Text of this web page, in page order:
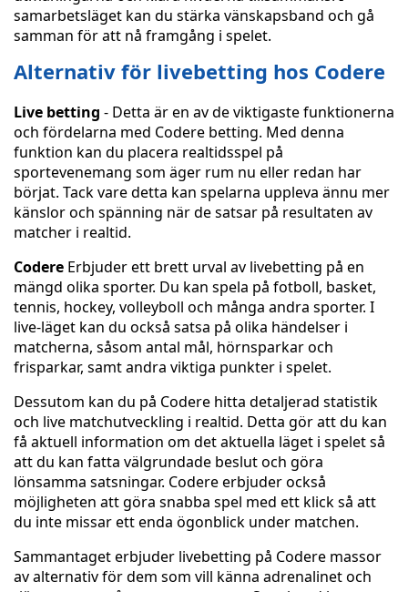
samarbetsläget kan du stärka vänskapsband och gå
samman för att nå framgång i spelet.
Alternativ för livebetting hos Codere
Live betting - Detta är en av de viktigaste funktionerna
och fördelarna med Codere betting. Med denna
funktion kan du placera realtidsspel på
sportevenemang som äger rum nu eller redan har
börjat. Tack vare detta kan spelarna uppleva ännu mer
känslor och spänning när de satsar på resultaten av
matcher i realtid.
Codere Erbjuder ett brett urval av livebetting på en
mängd olika sporter. Du kan spela på fotboll, basket,
tennis, hockey, volleyboll och många andra sporter. I
live-läget kan du också satsa på olika händelser i
matcherna, såsom antal mål, hörnsparkar och
frisparkar, samt andra viktiga punkter i spelet.
Dessutom kan du på Codere hitta detaljerad statistik
och live matchutveckling i realtid. Detta gör att du kan
få aktuell information om det aktuella läget i spelet så
att du kan fatta välgrundade beslut och göra
lönsamma satsningar. Codere erbjuder också
möjligheten att göra snabba spel med ett klick så att
du inte missar ett enda ögonblick under matchen.
Sammantaget erbjuder livebetting på Codere massor
av alternativ för dem som vill känna adrenalinet och